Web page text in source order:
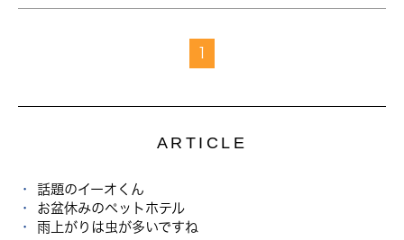
1
ARTICLE
話題のイーオくん
お盆休みのペットホテル
雨上がりは虫が多いですね